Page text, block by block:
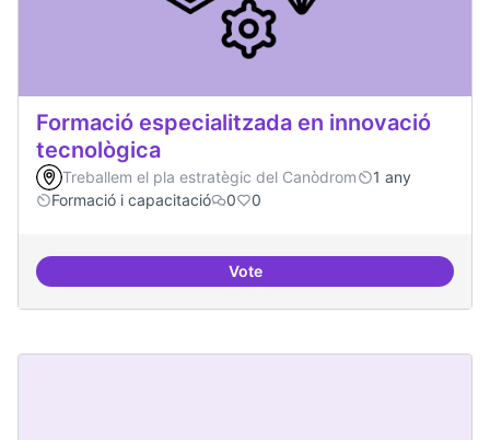
Formació especialitzada en innovació
tecnològica
Treballem el pla estratègic del Canòdrom
1 any
Formació i capacitació
0 0
VoteFormació especialitzada en